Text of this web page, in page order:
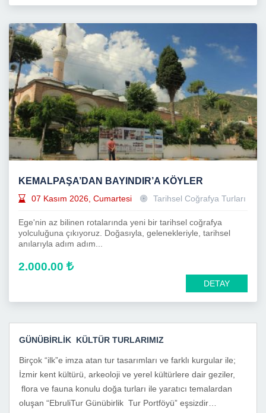
KEMALPAŞA’DAN BAYINDIR’A KÖYLER
07 Kasım 2026, Cumartesi Tarihsel Coğrafya Turları
Ege'nin az bilinen rotalarında yeni bir tarihsel coğrafya
yolculuğuna çıkıyoruz. Doğasıyla, gelenekleriyle, tarihsel
anılarıyla adım adım...
2.000.00
DETAY
GÜNÜBİRLİK KÜLTÜR TURLARIMIZ
Birçok “ilk”e imza atan tur tasarımları ve farklı kurgular ile;
İzmir kent kültürü, arkeoloji ve yerel kültürlere dair geziler,
flora ve fauna konulu doğa turları ile yaratıcı temalardan
oluşan “EbruliTur Günübirlik Tur Portföyü” eşsizdir…